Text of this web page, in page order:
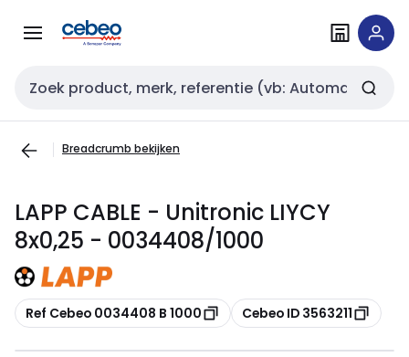
naar
naar
Zoekveld invoer
Breadcrumb bekijken
LAPP CABLE - Unitronic LIYCY
8x0,25 - 0034408/1000
Kopiëren
Ref Cebeo 0034408 B 1000 Kopiëren
Cebeo ID 3563211